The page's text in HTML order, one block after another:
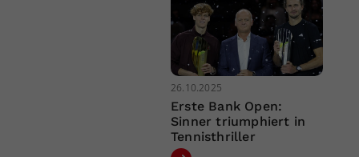
26.10.2025
Erste Bank Open:
Sinner triumphiert in
Tennisthriller